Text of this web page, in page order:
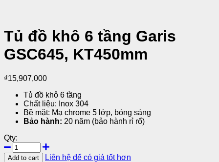
Tủ đồ khô 6 tầng Garis
GSC645, KT450mm
₫15,907,000
Tủ đồ khô 6 tầng
Chất liệu: Inox 304
Bề mặt: Mạ chrome 5 lớp, bóng sáng
Bảo hành: 20 năm (bảo hành rỉ rổ)
Qty:
Add to cart
Liên hệ để có giá tốt hơn